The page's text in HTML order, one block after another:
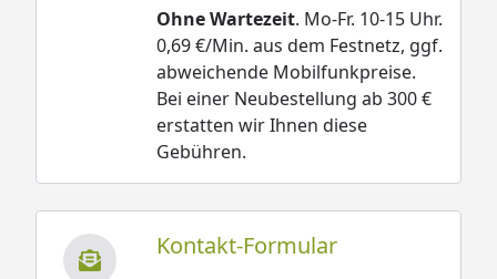
Ohne Wartezeit. Mo-Fr. 10-15 Uhr.
0,69 €/Min. aus dem Festnetz, ggf.
abweichende Mobilfunkpreise.
Bei einer Neubestellung ab 300 €
erstatten wir Ihnen diese
Gebühren.
Kontakt-Formular